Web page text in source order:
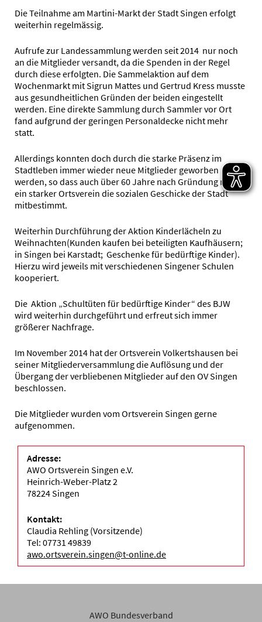
Die Teilnahme am Martini-Markt der Stadt Singen erfolgt
weiterhin regelmässig.
Aufrufe zur Landessammlung werden seit 2014 nur noch
an die Mitglieder versandt, da die Spenden in der Regel
durch diese erfolgten. Die Sammelaktion auf dem
Wochenmarkt mit Sigrun Mattes und Gertrud Kress musste
aus gesundheitlichen Gründen der beiden eingestellt
werden. Eine direkte Sammlung durch Sammler vor Ort
fand aufgrund der geringen Personaldecke nicht mehr
statt.
Allerdings konnten doch durch die starke Präsenz im
Stadtleben immer wieder neue Mitglieder geworben
werden, so dass auch über 60 Jahre nach Gründung noch
ein starker Ortsverein die sozialen Geschicke der Stadt
mitbestimmt.
Weiterhin Durchführung der Aktion Kinderlächeln zu
Weihnachten(Kunden kaufen bei beteiligten Kaufhäusern;
in Singen bei Karstadt; Geschenke für bedürftige Kinder).
Hierzu wird jeweils mit verschiedenen Singener Schulen
kooperiert.
Die Aktion „Schultüten für bedürftige Kinder“ des BJW
wird weiterhin durchgeführt und erfreut sich immer
größerer Nachfrage.
Im November 2014 hat der Ortsverein Volkertshausen bei
seiner Mitgliederversammlung die Auflösung und der
Übergang der verbliebenen Mitglieder auf den OV Singen
beschlossen.
Die Mitglieder wurden vom Ortsverein Singen gerne
aufgenommen.
Adresse:
AWO Ortsverein Singen e.V.
Heinrich-Weber-Platz 2
78224 Singen
Kontakt:
Claudia Rehling (Vorsitzende)
Tel: 07731 49839
awo.ortsverein.singen@t-online.de
AWO Bundesverband